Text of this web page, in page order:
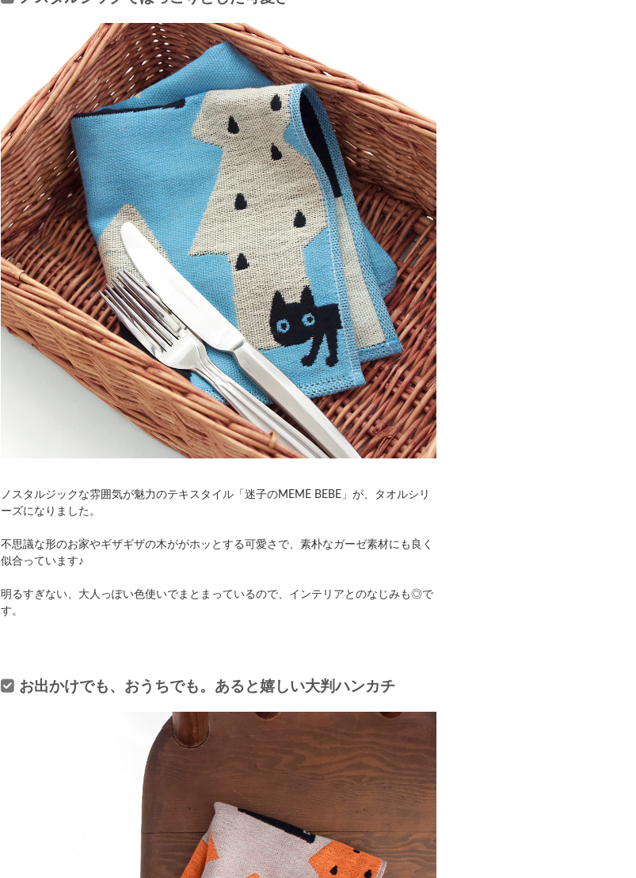
ノスタルジックな雰囲気が魅力のテキスタイル「迷子のMEME BEBE」が、タオルシリ
ーズになりました。
不思議な形のお家やギザギザの木ががホッとする可愛さで、素朴なガーゼ素材にも良く
似合っています♪
明るすぎない、大人っぽい色使いでまとまっているので、インテリアとのなじみも◎で
す。
お出かけでも、おうちでも。あると嬉しい大判ハンカチ